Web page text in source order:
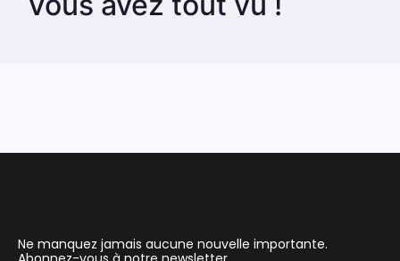
Ne manquez jamais aucune nouvelle importante.